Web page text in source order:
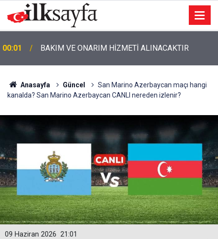
23:32 12 yaşındaki Ertuğrul hafriyat alınan gölette boğuldu
Anasayfa Güncel
San Marino Azerbaycan maçı hangi
kanalda? San Marino Azerbaycan CANLI nereden izlenir?
21:01
09 Haziran 2026